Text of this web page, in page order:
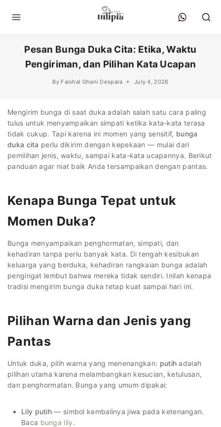
Pesan Bunga Duka Cita: Etika, Waktu
Pengiriman, dan Pilihan Kata Ucapan
By Faishal Ghani Despara July 4, 2026
Mengirim bunga di saat duka adalah salah satu cara paling
tulus untuk menyampaikan simpati ketika kata-kata terasa
tidak cukup. Tapi karena ini momen yang sensitif, bunga
duka cita perlu dikirim dengan kepekaan — mulai dari
pemilihan jenis, waktu, sampai kata-kata ucapannya. Berikut
panduan agar niat baik Anda tersampaikan dengan pantas.
Kenapa Bunga Tepat untuk
Momen Duka?
Bunga menyampaikan penghormatan, simpati, dan
kehadiran tanpa perlu banyak kata. Di tengah kesibukan
keluarga yang berduka, kehadiran rangkaian bunga adalah
pengingat lembut bahwa mereka tidak sendiri. Inilah kenapa
tradisi mengirim bunga duka tetap kuat sampai hari ini.
Pilihan Warna dan Jenis yang
Pantas
Untuk duka, pilih warna yang menenangkan: putih adalah
pilihan utama karena melambangkan kesucian, ketulusan,
dan penghormatan. Bunga yang umum dipakai:
Lily putih — simbol kembalinya jiwa pada ketenangan.
Baca bunga lily.